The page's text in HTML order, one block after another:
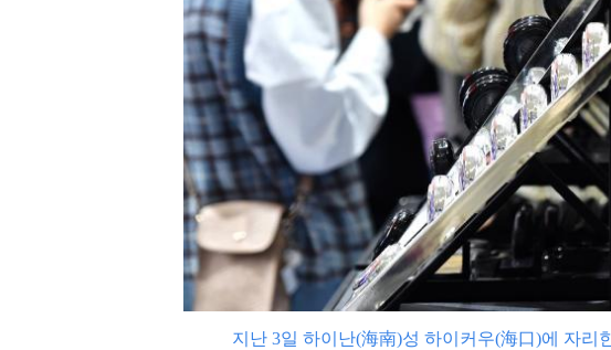
지난 3일 하이난(海南)성 하이커우(海口)에 자